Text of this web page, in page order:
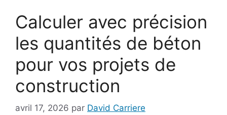
Calculer avec précision
les quantités de béton
pour vos projets de
construction
avril 17, 2026 par David Carriere